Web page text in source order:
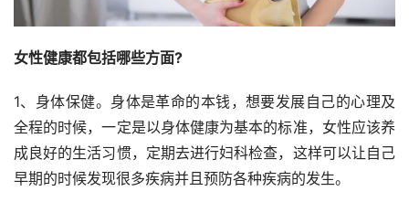
女性健康都包括哪些方面?
1、身体保健。身体是革命的本钱，想要发展自己的心理及
全程的时候，一定是以身体健康为基本的标准，女性应该养
成良好的生活习惯，定期去进行妇科检查，这样可以让自己
早期的时候发现很多疾病并且预防各种疾病的发生。